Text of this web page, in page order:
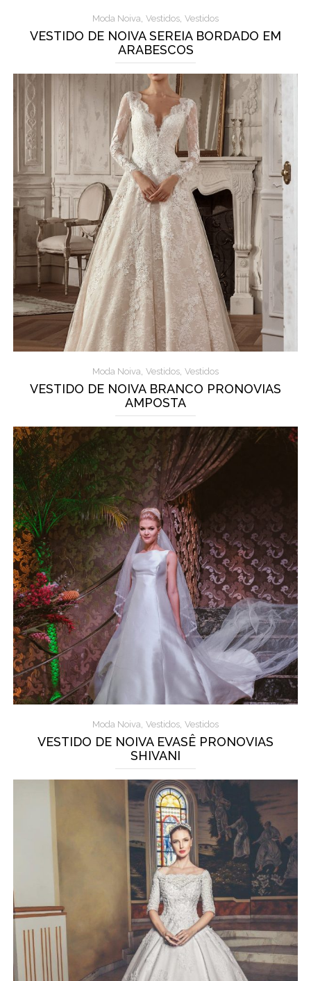
Moda Noiva, Vestidos, Vestidos
VESTIDO DE NOIVA SEREIA BORDADO EM
ARABESCOS
Moda Noiva, Vestidos, Vestidos
VESTIDO DE NOIVA BRANCO PRONOVIAS
AMPOSTA
Moda Noiva, Vestidos, Vestidos
VESTIDO DE NOIVA EVASÊ PRONOVIAS
SHIVANI